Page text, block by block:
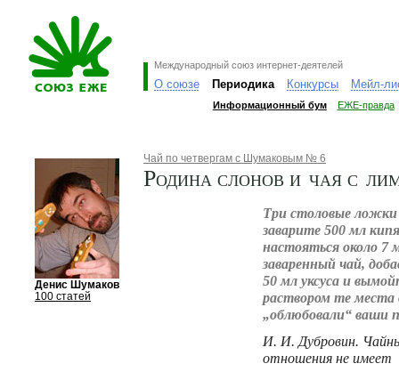
Международный союз интернет-деятелей
О союзе Периодика Конкурсы Мейл-
Информационный бум ЕЖЕ-правда
Денис Шумаков
100 статей
Чай по четвергам с Шумаковым № 6
Родина слонов и чая с
Три столовые ложки
заварите 500 мл
настояться около 7
заваренный чай,
50 мл уксуса и
раствором те места
„облюбовали“ ваши
И. И. Дубровин.
отношения не имеет